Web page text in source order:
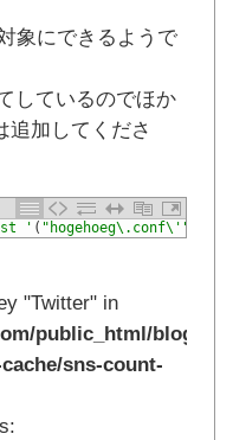
象にできるようで
しているのでほか
追加してくださ
' ( "hogehoeg\.conf\'"
"Twitter" in
public_html/
sns-count-